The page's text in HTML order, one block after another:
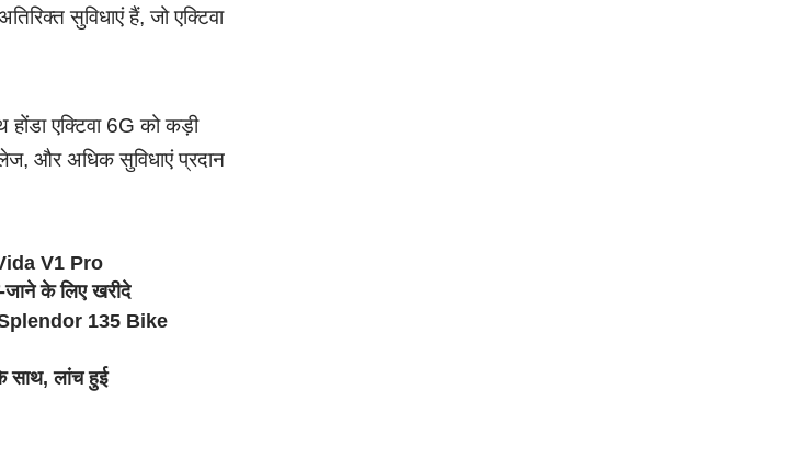
सुविधाएं हैं, जो एक्टिवा
एक्टिवा 6G को कड़ी
और अधिक सुविधाएं प्रदान
V1 Pro
के लिए खरीदे
135 Bike
लांच हुई